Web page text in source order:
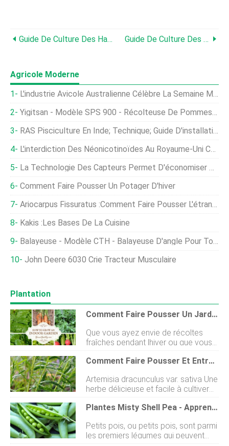
Guide De Culture Des Haricots (Bush Snap) Guide De Culture Des Haricots (fèves)
Agricole Moderne
L'industrie Avicole Australienne Célèbre La Semaine Mondiale De Sensibilisation Aux Antimicrobiens 2020
Yigitsan - Modèle SPS 900 - Récolteuse De Pommes De Terre À Double Rangée Et Par Tamisage
RAS Pisciculture En Inde; Technique; Guide D'installation
L'interdiction Des Néonicotinoïdes Au Royaume-Uni Coûte Des Millions Aux Agriculteurs
La Technologie Des Capteurs Permet D'économiser Sur Les Coûts D'eau Et De Carburant
Comment Faire Pousser Un Potager D'hiver
Ariocarpus Fissuratus :Comment Faire Pousser L'étrange Cactus De Roche Vivant
Kakis :les Bases De La Cuisine
Balayeuse - Modèle CTH - Balayeuse D'angle Pour Tondeuse À Gazon Commerciale - Entraînement Hydraulique
John Deere 6030 Crie Tracteur Musculaire
Plantation
Comment Faire Pousser Un Jardin Intérieur
Que vous ayez envie de récoltes
fraîches pendant lhiver ou que vous
viviez dans une région sans espace
de jardinage, vous pouvez faire
dans votre propre jardin intérieur.
Lhiver semble toujours se faufiler sur
de neige que je considère la saison
de croissance comme terminée.
Jusque-là, Je coupe encore des
herbes copieuses et des verts
Comment Faire Pousser Et Entretenir L'estragon Français
Artemisia dracunculus var. sativa Une
herbe délicieuse et facile à cultiver
pour le potager, Lestragon français a
une saveur attrayante semblable à
plante à croissance rapide et
attrayante dans des conteneurs ou
Plantes Misty Shell Pea - Apprenez À Faire Pousser Des Pois Brumeux Dans Les Jardins
Petits pois, ou petits pois, sont parmi
les premiers légumes qui peuvent